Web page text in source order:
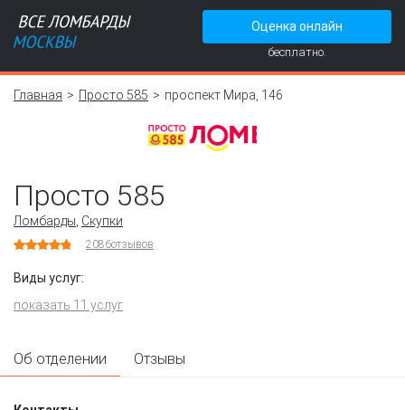
Оценка онлайн
бесплатно.
Главная Просто 585 проспект Мира, 146
Просто 585
Ломбарды Скупки
2086отзывов
Виды услуг:
показать 11 услуг
Об отделении Отзывы